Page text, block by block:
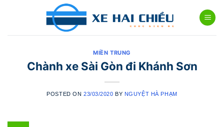
MIỀN TRUNG
Chành xe Sài Gòn đi Khánh Sơn
POSTED ON 23/03/2020 BY NGUYỆT HÀ PHẠM